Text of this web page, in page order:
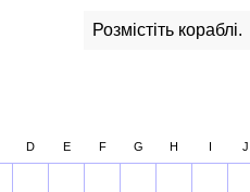
Розмістіть кораблі.
D E F G H I J